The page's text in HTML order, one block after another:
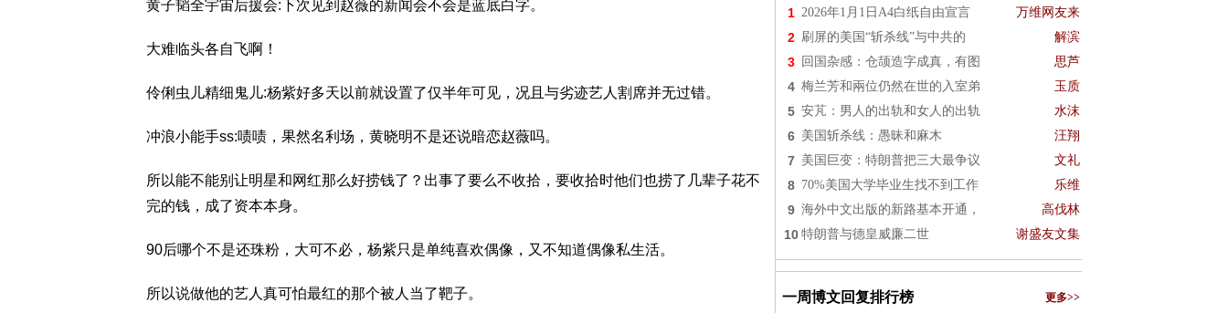
黄子韬全宇宙后援会:下次见到赵薇的新闻会不会是蓝底白字。
大难临头各自飞啊！
伶俐虫儿精细鬼儿:杨紫好多天以前就设置了仅半年可见，况且与劣迹艺人割席并无过错。
冲浪小能手ss:啧啧，果然名利场，黄晓明不是还说暗恋赵薇吗。
所以能不能别让明星和网红那么好捞钱了？出事了要么不收拾，要收拾时他们也捞了几辈子花不
完的钱，成了资本本身。
90后哪个不是还珠粉，大可不必，杨紫只是单纯喜欢偶像，又不知道偶像私生活。
所以说做他的艺人真可怕最红的那个被人当了靶子。
1 2026年1月1日A4白纸自由宣言 万维网友来
2 刷屏的美国“斩杀线”与中共的 解滨
3 回国杂感：仓颉造字成真，有图 思芦
4 梅兰芳和兩位仍然在世的入室弟 玉质
5 安芃：男人的出轨和女人的出轨 水沫
6 美国斩杀线：愚昧和麻木 汪翔
7 美国巨变：特朗普把三大最争议 文礼
8 70%美国大学毕业生找不到工作 乐维
9 海外中文出版的新路基本开通， 高伐林
10 特朗普与德皇威廉二世 谢盛友文集
一周博文回复排行榜 更多>>